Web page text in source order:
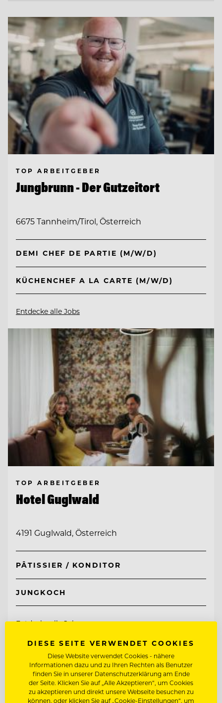
TOP ARBEITGEBER
Jungbrunn - Der Gutzeitort
6675 Tannheim/Tirol, Österreich
DEMI CHEF DE PARTIE (M/W/D)
KÜCHENCHEF A LA CARTE (M/W/D)
Entdecke alle Jobs
TOP ARBEITGEBER
Hotel Guglwald
4191 Guglwald, Österreich
PÂTISSIER / KONDITOR
JUNGKOCH
Entdecke alle Jobs
DIESE SEITE VERWENDET COOKIES
Diese Website verwendet Cookies - nähere
Informationen dazu und zu Ihren Rechten als Benutzer
finden Sie in unserer Datenschutzerklärung am Ende
der Seite. Klicken Sie auf „Alle Akzeptieren“, um Cookies
zu akzeptieren und direkt unsere Webseite besuchen zu
können, oder klicken Sie auf „Cookie-Einstellungen“, um